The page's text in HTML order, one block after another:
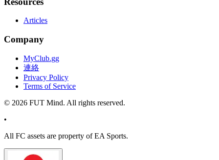
Articles
Company
MyClub.gg
連絡
Privacy Policy
Terms of Service
© 2026 FUT Mind. All rights reserved.
•
All FC assets are property of EA Sports.